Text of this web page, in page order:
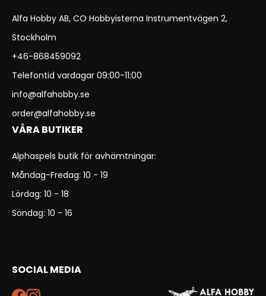
Alfa Hobby AB, CO Hobbyisterna Instrumentvägen 2,
Stockholm
+46-868459092
Telefontid vardagar 09:00-11:00
info@alfahobby.se
order@alfahobby.se
VÅRA BUTIKER
Alphaspels butik för avhämtningar:
Måndag-Fredag: 10 - 19
Lördag: 10 - 18
Söndag: 10 - 16
SOCIAL MEDIA